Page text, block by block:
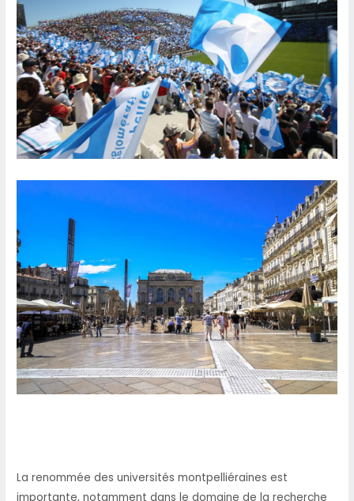
La renommée des universités montpelliéraines est
importante, notamment dans le domaine de la recherche